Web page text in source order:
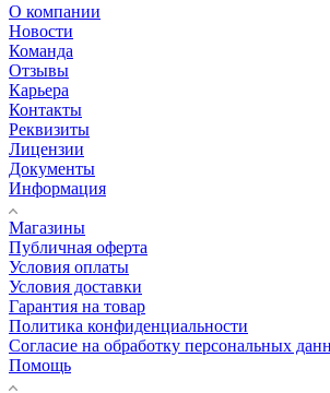
О компании
Новости
Команда
Отзывы
Карьера
Контакты
Реквизиты
Лицензии
Документы
Информация
Магазины
Публичная оферта
Условия оплаты
Условия доставки
Гарантия на товар
Политика конфиденциальности
Согласие на обработку персональных
Помощь